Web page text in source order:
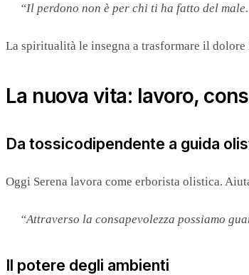
“Il perdono non è per chi ti ha fatto del
La spiritualità le insegna a trasformare il dolore
La nuova vita: lavoro,
Da tossicodipendente a guida
Oggi Serena lavora come erborista olistica.
“Attraverso la consapevolezza possiamo
Il potere degli ambienti